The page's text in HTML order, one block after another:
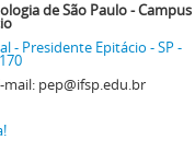
de São Paulo - Campus
- Presidente Epitácio - SP -
mail: pep@ifsp.edu.br